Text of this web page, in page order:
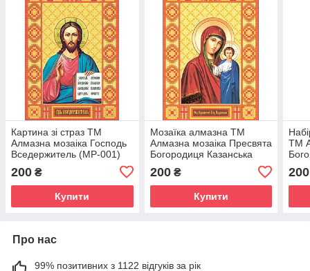
Картина зі страз ТМ
Алмазна мозаіка Господь
Вседержитель (MP-001)
підрамника)
200 ₴
Купити
Мозаїка алмазна ТМ
Алмазна мозаіка Пресвята
Богородиця Казанська
(MP-002) 15 х 21 см (Без
підрамника)
200₴
Купити
ТМ
200
Про нас
99% позитивних з 1122 відгуків за рік